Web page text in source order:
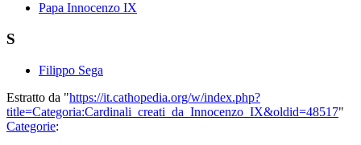
Papa Innocenzo IX
S
Filippo Sega
Estratto da "https://it.cathopedia.org/w/index.php?
title=Categoria:Cardinali_creati_da_Innocenzo_IX&oldid=48517"
Categorie: